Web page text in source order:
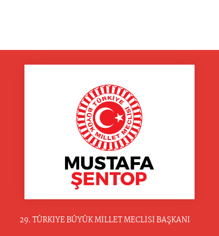
29. TÜRKİYE BÜYÜK MİLLET MECLİSİ BAŞKANI